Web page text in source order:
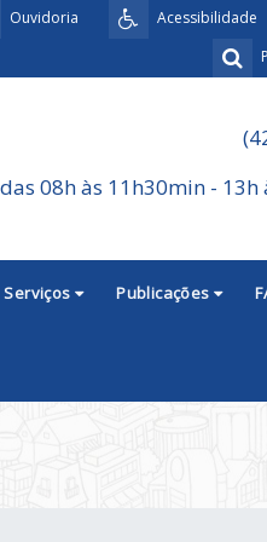
Acessibilidade
Ouvidoria
08h às 11h30min -
Serviços Publicações